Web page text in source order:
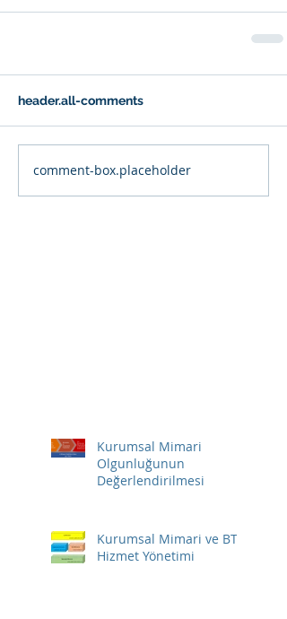
header.all-comments
comment-box.placeholder
Kurumsal Mimari
Olgunluğunun
Değerlendirilmesi
Kurumsal Mimari ve BT
Hizmet Yönetimi